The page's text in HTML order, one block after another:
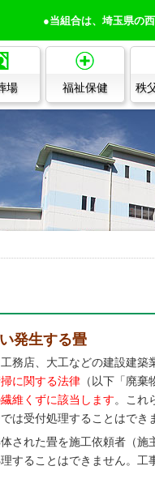
●当組合は、埼玉県の
場 福祉保健 秩
発生する畳
務店、大工などの建設建築
に関する法律 （以下「廃棄
維くずに該当します。これ
は受付処理することはでき
された畳を施工依頼者（施
することはできません。工